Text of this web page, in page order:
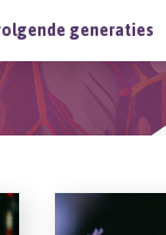
generaties